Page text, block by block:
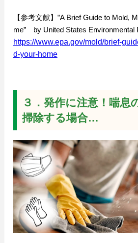
【参考文献】”A Brief Guide to Mold,
me” by United States Environmental
https://www.epa.gov/mold/brief-
d-your-home
３．発作に注意！喘息
掃除する場合…